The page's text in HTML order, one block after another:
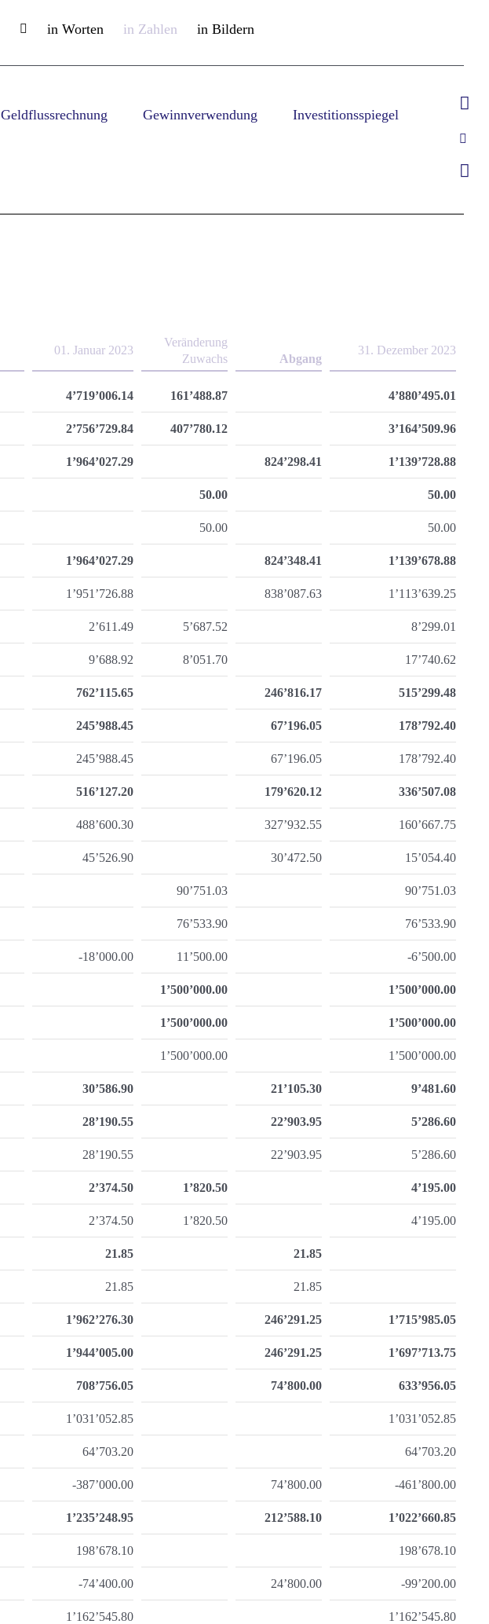
in Worten in Zahlen in Bildern
Geldflussrechnung Gewinnverwendung Investitionsspiegel
01. Januar 2023
Veränderung
Zuwachs
Abgang
31. Dezember 2023
4’719’006.14 161’488.87 4’880’495.01
2’756’729.84 407’780.12 3’164’509.96
1’964’027.29 824’298.41 1’139’728.88
50.00 50.00
50.00 50.00
1’964’027.29 824’348.41 1’139’678.88
1’951’726.88 838’087.63 1’113’639.25
2’611.49 5’687.52 8’299.01
9’688.92 8’051.70 17’740.62
762’115.65 246’816.17 515’299.48
245’988.45 67’196.05 178’792.40
245’988.45 67’196.05 178’792.40
516’127.20 179’620.12 336’507.08
488’600.30 327’932.55 160’667.75
45’526.90 30’472.50 15’054.40
90’751.03 90’751.03
76’533.90 76’533.90
-18’000.00 11’500.00 -6’500.00
1’500’000.00 1’500’000.00
1’500’000.00 1’500’000.00
1’500’000.00 1’500’000.00
30’586.90 21’105.30 9’481.60
28’190.55 22’903.95 5’286.60
28’190.55 22’903.95 5’286.60
2’374.50 1’820.50 4’195.00
2’374.50 1’820.50 4’195.00
21.85 21.85
21.85 21.85
1’962’276.30 246’291.25 1’715’985.05
1’944’005.00 246’291.25 1’697’713.75
708’756.05 74’800.00 633’956.05
1’031’052.85 1’031’052.85
64’703.20 64’703.20
-387’000.00 74’800.00 -461’800.00
1’235’248.95 212’588.10 1’022’660.85
198’678.10 198’678.10
-74’400.00 24’800.00 -99’200.00
1’162’545.80 1’162’545.80